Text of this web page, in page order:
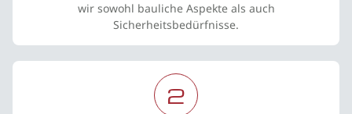
wir sowohl bauliche Aspekte als auch
Sicherheitsbedürfnisse.
2